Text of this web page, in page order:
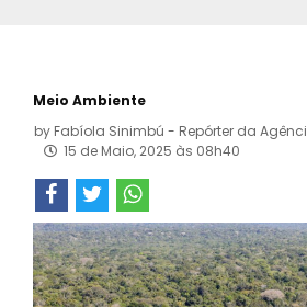
Meio Ambiente
by Fabíola Sinimbú - Repórter da
15 de Maio, 2025 às 08h40